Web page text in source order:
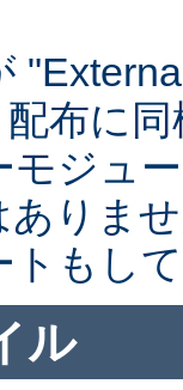
布に
モジュ
ありま
トもし
ル